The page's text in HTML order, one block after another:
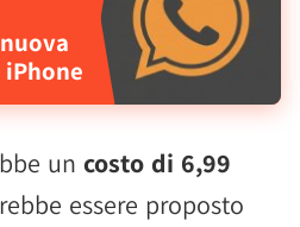
un costo di 6,99
essere proposto